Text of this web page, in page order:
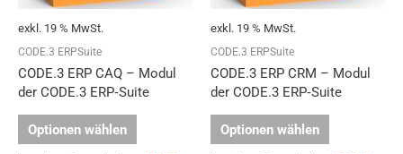
exkl. 19 % MwSt.
CODE.3 ERPSuite
CODE.3 ERP CAQ – Modul
der CODE.3 ERP‑Suite
Optionen wählen
exkl. 19 % MwSt.
CODE.3 ERPSuite
CODE.3 ERP CRM – Modul
der CODE.3 ERP‑Suite
Optionen wählen